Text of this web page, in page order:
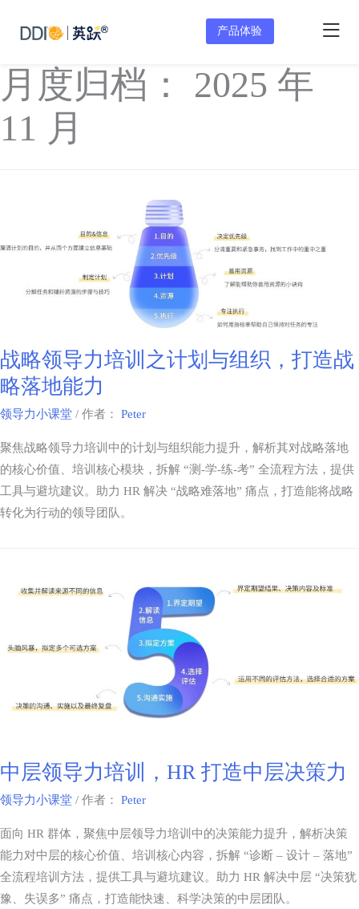
产品体验
月度归档： 2025 年
11 月
战略领导力培训之计划与组织，打造战
略落地能力
领导力小课堂 / 作者： Peter
聚焦战略领导力培训中的计划与组织能力提升，解析其对战略落地
的核心价值、培训核心模块，拆解 “测-学-练-考” 全流程方法，提供
工具与避坑建议。助力 HR 解决 “战略难落地” 痛点，打造能将战略
转化为行动的领导团队。​
中层领导力培训，HR 打造中层决策力
领导力小课堂 / 作者： Peter
面向 HR 群体，聚焦中层领导力培训中的决策能力提升，解析决策
能力对中层的核心价值、培训核心内容，拆解 “诊断 – 设计 – 落地”
全流程培训方法，提供工具与避坑建议。助力 HR 解决中层 “决策犹
豫、失误多” 痛点，打造能快速、科学决策的中层团队。​